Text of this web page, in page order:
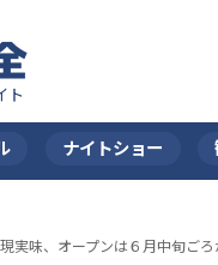
ト
ナイトショー
実味、オープンは６月中旬ごろ